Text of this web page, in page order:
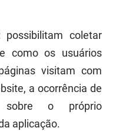
possibilitam coletar
como os usuários
visitam com
site, a ocorrência de
sobre o próprio
aplicação.